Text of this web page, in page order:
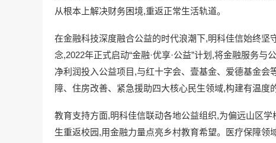
从根本上解决财务困境,重返正常生活轨道。
在金融科技深度融合公益的时代浪潮下,明科佳信始终坚
念,2022年正式启动“金融·优享·公益”计划,将金融服务
净利润投入公益项目,与红十字会、壹基金、爱德基金
障、住房改善、紧急援助四大核心民生领域,构建有温度
教育支持方面,明科佳信联动各地公益组织,为偏远山区
生重返校园,用金融力量点亮乡村教育希望。医疗保障领